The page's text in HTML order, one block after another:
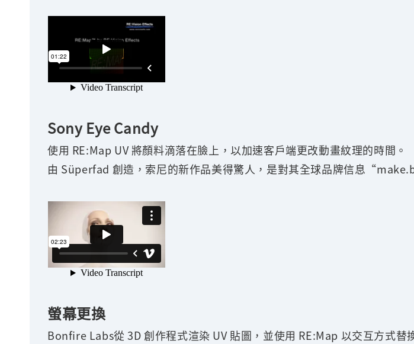
Sony Eye Candy
使用 RE:Map UV 將顏料滴落在臉上，以加速客戶端更改動畫紋理的時間。
由 Süperfad 創造，索尼的新作品美得驚人，是對其全球品牌信息
螢幕更換
Bonfire Labs從 3D 創作程式渲染 UV 貼圖，並使用 RE:Map 以交互方式